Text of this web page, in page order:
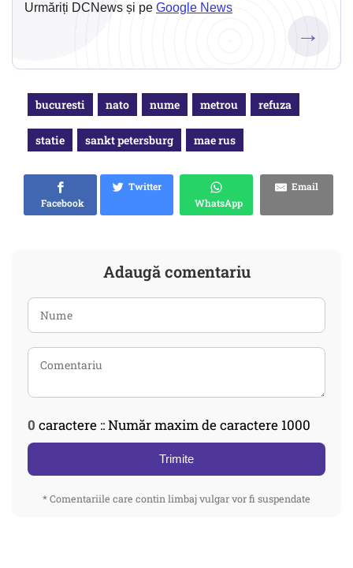
Urmăriți DCNews și pe Google News
→
bucuresti nato nume metrou refuza
statie sankt petersburg mae rus
Facebook
Twitter
WhatsApp
Email
Adaugă comentariu
0 caractere :: Număr maxim de caractere 1000
Trimite
* Comentariile care contin limbaj vulgar vor fi suspendate